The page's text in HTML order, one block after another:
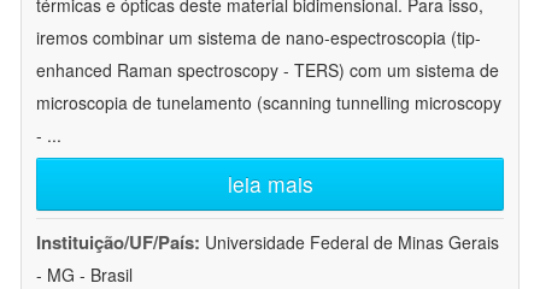
térmicas e ópticas deste material bidimensional. Para isso,
iremos combinar um sistema de nano-espectroscopia (tip-
enhanced Raman spectroscopy - TERS) com um sistema de
microscopia de tunelamento (scanning tunnelling microscopy
- ...
leia mais
Instituição/UF/País: Universidade Federal de Minas Gerais
- MG - Brasil